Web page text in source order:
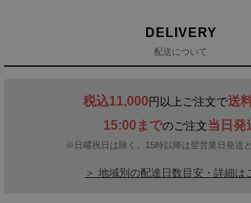
DELIVERY
配送について
税込11,000円以上ご注文で送
15:00までのご注文当日発
※日曜祝日は除く。15時以降は翌営業日発送と
＞ 地域別の配達日数目安・詳細は